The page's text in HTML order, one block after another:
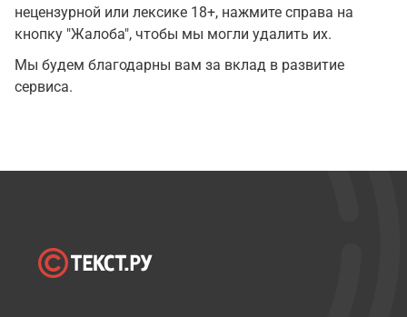
нецензурной или лексике 18+, нажмите справа на
кнопку "Жалоба", чтобы мы могли удалить их.
Мы будем благодарны вам за вклад в развитие
сервиса.